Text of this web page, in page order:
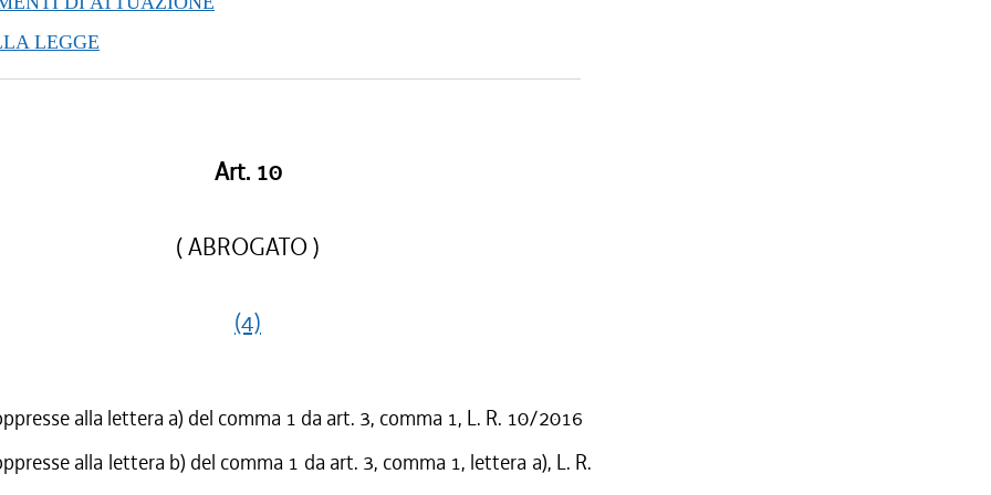
al 12/01/2016
al 12/11/2015
LEGGE
Art. 10
( ABROGATO )
(4)
alla lettera a) del comma 1 da art. 3, comma 1, L. R. 10/2016
alla lettera b) del comma 1 da art. 3, comma 1, lettera a), L. R.